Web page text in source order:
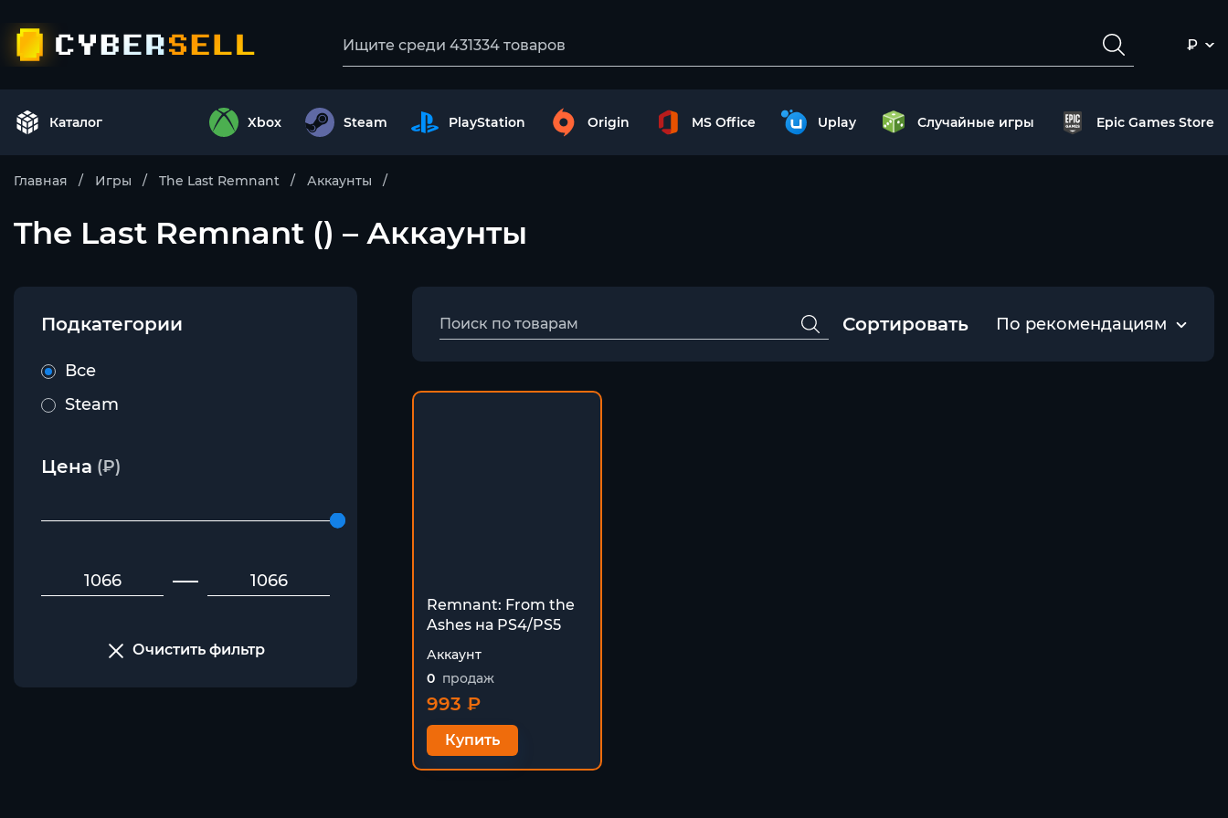
₽
Каталог Xbox Steam PlayStation Origin MS Office Uplay Случайные игры Epic Games Store
Главная Игры The Last Remnant Аккаунты
The Last Remnant () – Аккаунты
Подкатегории
Все
Steam
Цена (₽)
Очистить фильтр
Сортировать По рекомендациям
Remnant: From the
Ashes на PS4/PS5
Аккаунт
0 продаж
993 ₽
Купить